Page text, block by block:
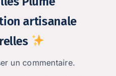
artisanale
un commentaire.